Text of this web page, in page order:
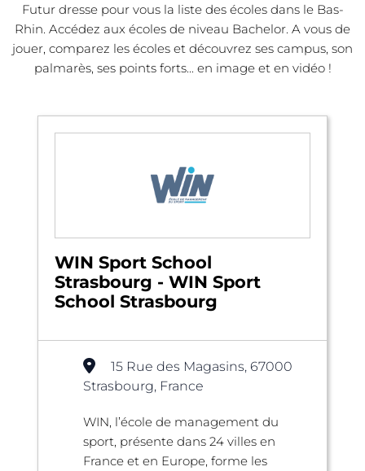
Futur dresse pour vous la liste des écoles dans le Bas-
Rhin. Accédez aux écoles de niveau Bachelor. A vous de
jouer, comparez les écoles et découvrez ses campus, son
palmarès, ses points forts... en image et en vidéo !
WIN Sport School
Strasbourg - WIN Sport
School Strasbourg
15 Rue des Magasins, 67000
Strasbourg, France
WIN, l’école de management du
sport, présente dans 24 villes en
France et en Europe, forme les